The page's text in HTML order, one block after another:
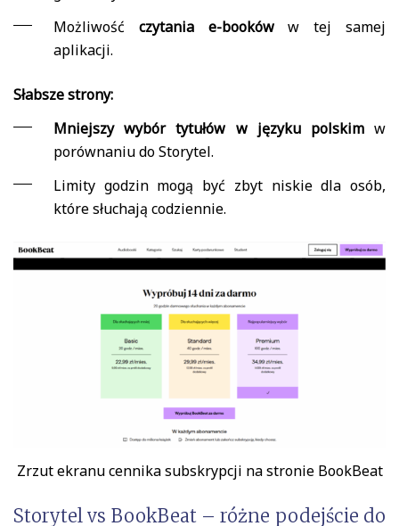
Możliwość czytania e-bookóww tej samej
aplikacji.
Słabsze strony:
Mniejszy wybór tytułów w języku polskimw
porównaniu do Storytel.
Limity godzin mogą być zbyt niskie dla osób,
które słuchają codziennie.
Zrzut ekranu cennika subskrypcji na stronie BookBeat
Storytel vs BookBeat – różne podejście do